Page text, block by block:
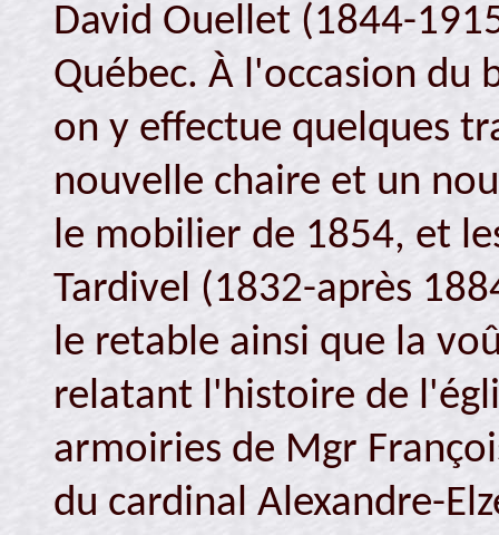
David Ouellet (1844-
Québec. À l'occasion du
on y effectue quelques
nouvelle chaire et un
le mobilier de 1854, et
Tardivel (1832-après
le retable ainsi que la
relatant l'histoire de
armoiries de Mgr
du cardinal Alexandre-